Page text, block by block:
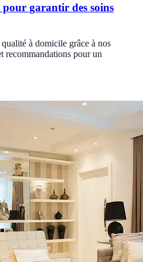
garantir des soins
à domicile grâce à nos
recommandations pour un